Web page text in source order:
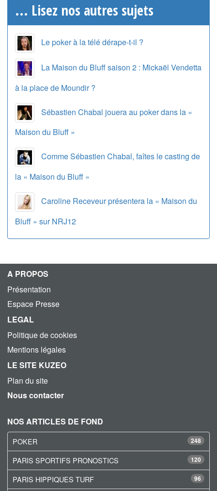
... Lisez nos autres sujets
Le poker à la télé dérape-t-il ?
La Maison du Bluff saison 2 : Mickaël Vendetta
à la place de Moundir ?
Sébastien Chabal jouera au poker dans la «
Maison du Bluff »
Comme Sébastien Chabal, faîtes le casting de
la « Maison du Bluff »
Caroline Receveur présentera la « Maison du
Bluff » sur NRJ12
A PROPOS
Présentation
Espace Presse
LEGAL
Politique de cookies
Mentions légales
LE SITE KUZEO
Plan du site
Nous contacter
NOS ARTICLES DE FOND
248
POKER
120
PARIS SPORTIFS PRONOSTICS
96
PARIS HIPPIQUES TURF